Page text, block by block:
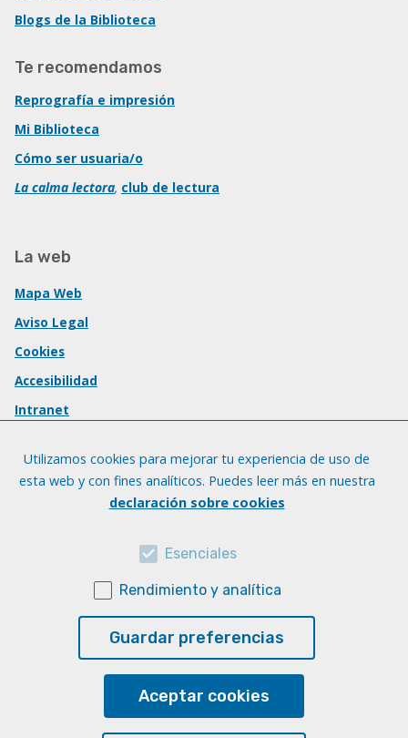
Blogs de la Biblioteca
Te recomendamos
Reprografía e impresión
Mi Biblioteca
Cómo ser usuaria/o
La calma lectora, club de lectura
La web
Mapa Web
Aviso Legal
Cookies
Accesibilidad
Intranet
Utilizamos cookies para mejorar tu experiencia de uso de
esta web y con fines analíticos. Puedes leer más en nuestra
declaración sobre cookies
Esenciales
Rendimiento y analítica
Guardar preferencias
Aceptar cookies